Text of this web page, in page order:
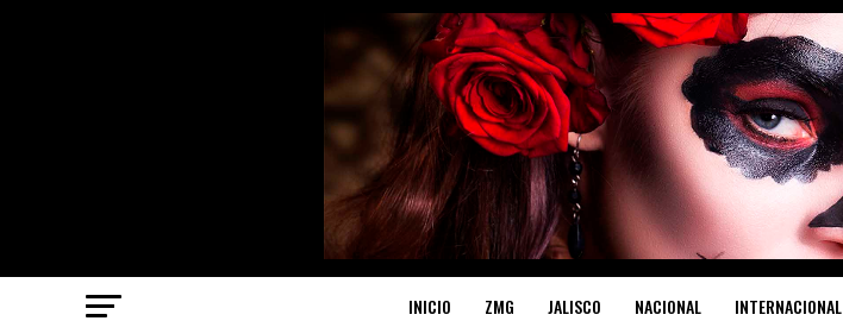
INICIO ZMG JALISCO NACIONAL INTERNACIONAL